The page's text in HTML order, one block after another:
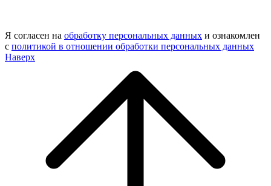
Я согласен на обработку персональных данных и ознакомлен
с политикой в отношении обработки персональных данных
Наверх